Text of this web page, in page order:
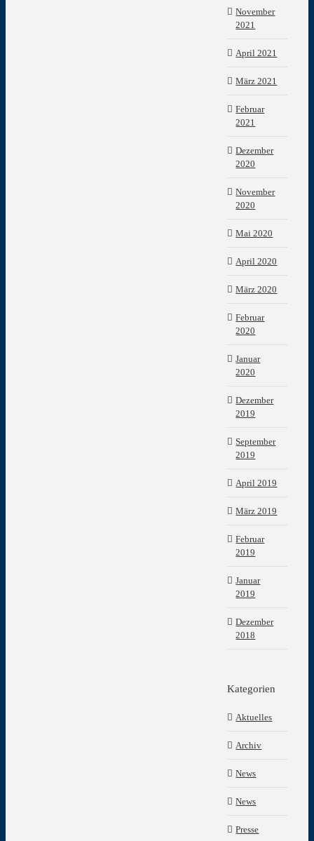
November
2021
April 2021
März 2021
Februar
2021
Dezember
2020
November
2020
Mai 2020
April 2020
März 2020
Februar
2020
Januar
2020
Dezember
2019
September
2019
April 2019
März 2019
Februar
2019
Januar
2019
Dezember
2018
Kategorien
Aktuelles
Archiv
News
News
Presse